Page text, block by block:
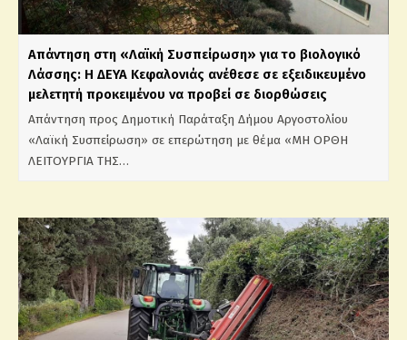
Απάντηση στη «Λαϊκή Συσπείρωση» για το βιολογικό
Λάσσης: Η ΔΕΥΑ Κεφαλονιάς ανέθεσε σε εξειδικευμένο
μελετητή προκειμένου να προβεί σε διορθώσεις
Απάντηση προς Δημοτική Παράταξη Δήμου Αργοστολίου
«Λαϊκή Συσπείρωση» σε επερώτηση με θέμα «ΜΗ ΟΡΘΗ
ΛΕΙΤΟΥΡΓΙΑ ΤΗΣ…